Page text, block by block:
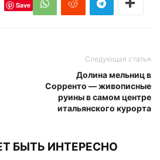
Save
Следующая статья
Долина мельниц в
Сорренто — живописные
руины в самом центре
итальянского курорта
БЫТЬ ИНТЕРЕСНО